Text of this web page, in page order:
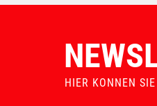
HIER KONNEN